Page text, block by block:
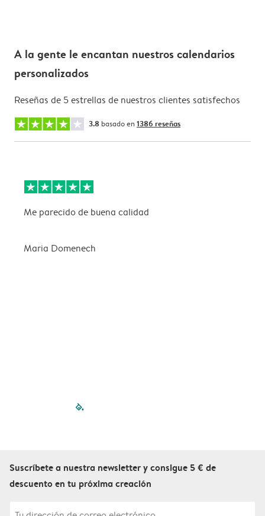
A la gente le encantan nuestros calendarios
personalizados
Reseñas de 5 estrellas de nuestros clientes satisfechos
3.8 basado en 1386 reseñas
Me parecido de buena calidad
Maria Domenech
filled-pagination
Suscríbete a nuestra newsletter y consigue 5 € de
descuento en tu próxima creación